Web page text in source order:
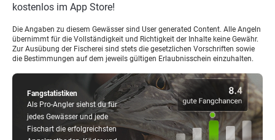
Fangstatistiken
Als Pro-Angler siehst du für
jedes Gewässer und jede
Fischart die erfolgreichsten
kostenlos im App Store!
Die Angaben zu diesem Gewässer sind User generated Content. Alle Angeln
übernimmt für die Vollständigkeit und Richtigkeit der Inhalte keine Gewähr.
Zur Ausübung der Fischerei sind stets die gesetzlichen Vorschriften sowie
die Bestimmungen auf dem jeweils gültigen Erlaubnisschein einzuhalten.